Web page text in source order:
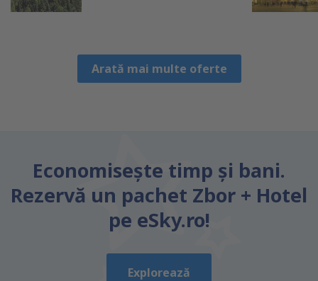
Arată mai multe oferte
Economiseşte timp și bani.
Rezervă un pachet Zbor + Hotel
pe eSky.ro!
Explorează